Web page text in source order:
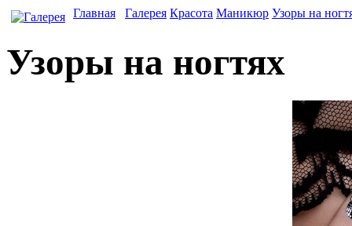
Главная Галерея Красота Маникюр Узоры на
Узоры на ногтях